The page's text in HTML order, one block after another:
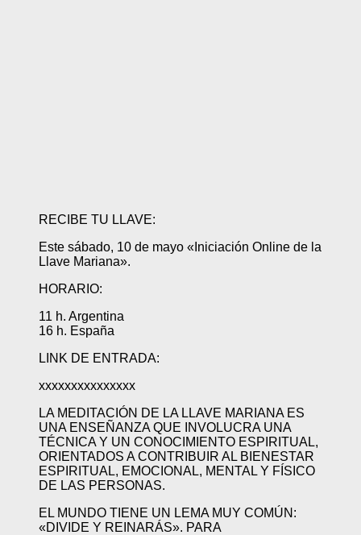
RECIBE TU LLAVE:
Este sábado, 10 de mayo «Iniciación Online de la
Llave Mariana».
HORARIO:
11 h. Argentina
16 h. España
LINK DE ENTRADA:
xxxxxxxxxxxxxxx
LA MEDITACIÓN DE LA LLAVE MARIANA ES
UNA ENSEÑANZA QUE INVOLUCRA UNA
TÉCNICA Y UN CONOCIMIENTO ESPIRITUAL,
ORIENTADOS A CONTRIBUIR AL BIENESTAR
ESPIRITUAL, EMOCIONAL, MENTAL Y FÍSICO
DE LAS PERSONAS.
EL MUNDO TIENE UN LEMA MUY COMÚN:
«DIVIDE Y REINARÁS». PARA